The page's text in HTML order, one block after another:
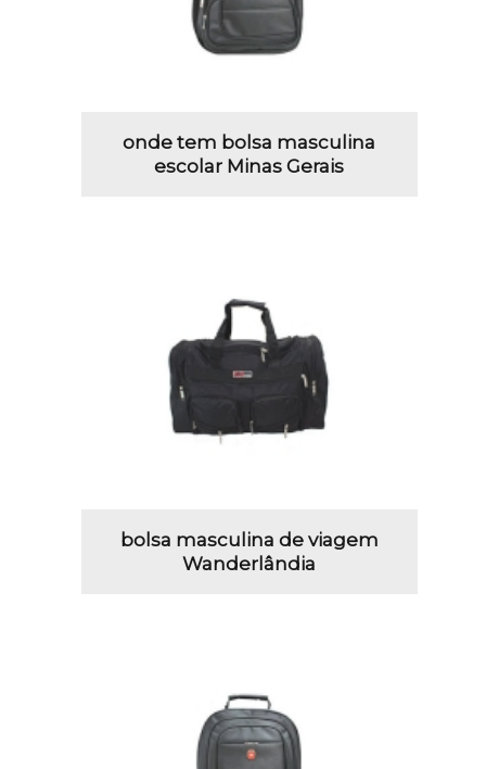
onde tem bolsa masculina
escolar Minas Gerais
bolsa masculina de viagem
Wanderlândia